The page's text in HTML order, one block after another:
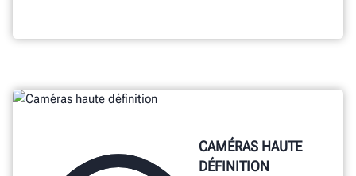
CAMÉRAS HAUTE
DÉFINITION